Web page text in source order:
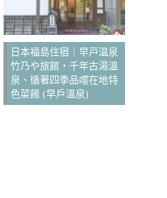
日本福島住宿｜早戸温泉
竹乃や旅館，千年古湯溫
泉、循著四季品嚐在地特
色菜餚 (早戶溫泉)